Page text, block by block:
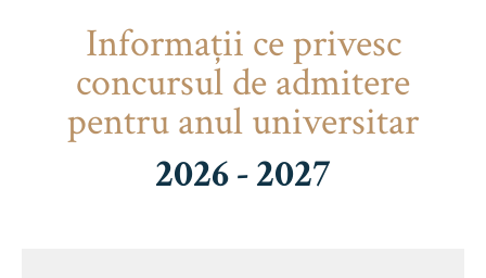
Informaţii ce privesc
concursul de admitere
pentru anul universitar
2026 - 2027